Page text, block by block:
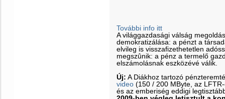
További info itt
A világgazdasági válság
demokratizálása: a pénzt a
elvileg is visszafizethetetlen
megszûnik: a pénz a termelő
elszámolásnak eszközévé válik.
Új: A Diákhoz tartozó
video (150 / 200 MByte, az
és az emberiség eddigi